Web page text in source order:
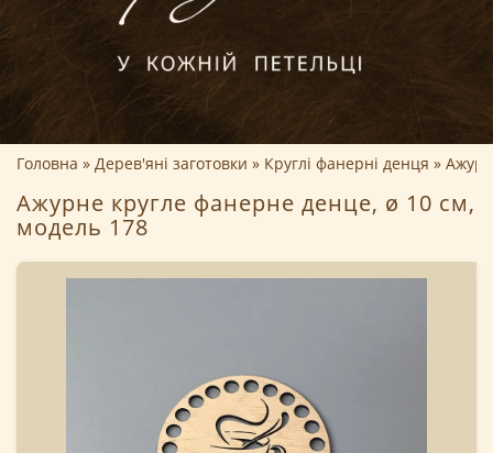
Головна Дерев'яні заготовки Круглі фанерні денця
Ажурне кругле фанерне денце, ø 10 см,
модель 178